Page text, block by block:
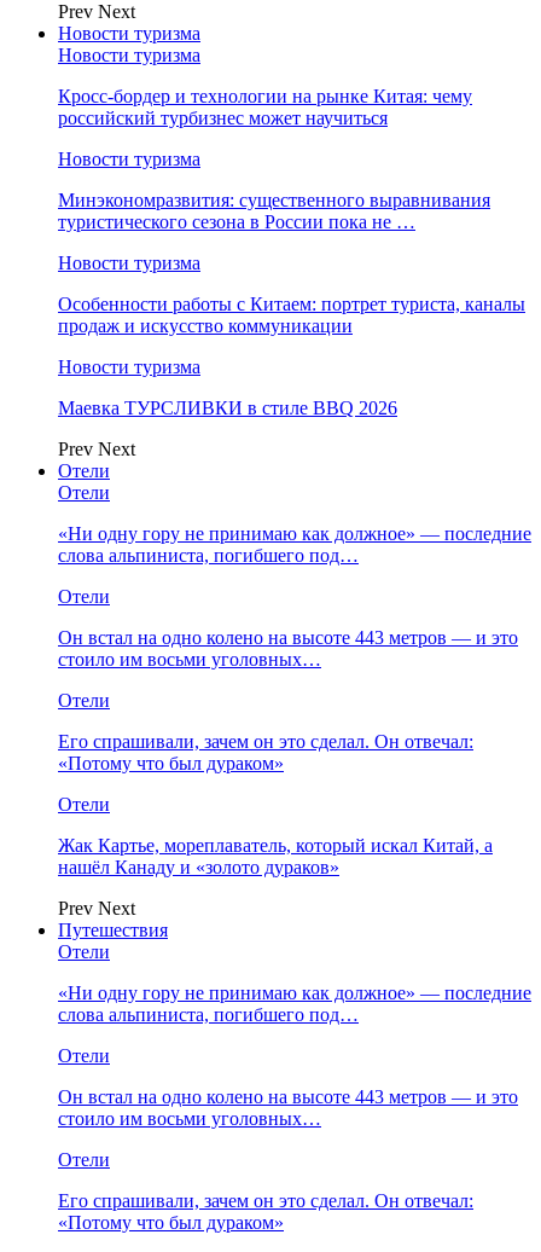
Prev Next
Новости туризма
Новости туризма
Кросс-бордер и технологии на рынке Китая: чему
российский турбизнес может научиться
Новости туризма
Минэкономразвития: существенного выравнивания
туристического сезона в России пока не …
Новости туризма
Особенности работы с Китаем: портрет туриста, каналы
продаж и искусство коммуникации
Новости туризма
Маевка ТУРСЛИВКИ в стиле BBQ 2026
Prev Next
Отели
Отели
«Ни одну гору не принимаю как должное» — последние
слова альпиниста, погибшего под…
Отели
Он встал на одно колено на высоте 443 метров — и это
стоило им восьми уголовных…
Отели
Его спрашивали, зачем он это сделал. Он отвечал:
«Потому что был дураком»
Отели
Жак Картье, мореплаватель, который искал Китай, а
нашёл Канаду и «золото дураков»
Prev Next
Путешествия
Отели
«Ни одну гору не принимаю как должное» — последние
слова альпиниста, погибшего под…
Отели
Он встал на одно колено на высоте 443 метров — и это
стоило им восьми уголовных…
Отели
Его спрашивали, зачем он это сделал. Он отвечал:
«Потому что был дураком»